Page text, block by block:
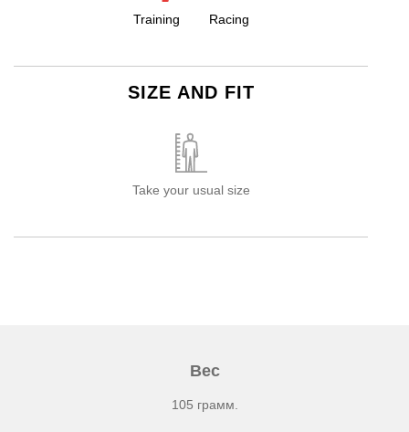
Training Racing
SIZE AND FIT
Take your usual size
Вес
105 грамм.